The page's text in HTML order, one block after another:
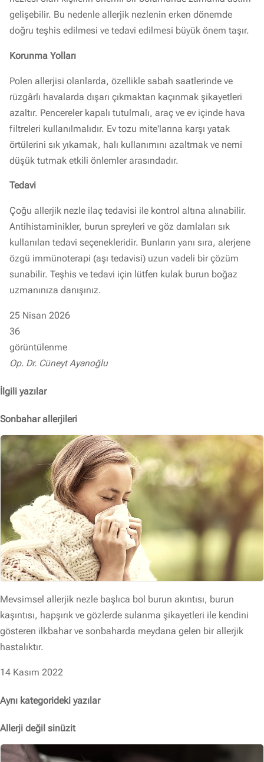
gelişebilir. Bu nedenle allerjik nezlenin erken dönemde
doğru teşhis edilmesi ve tedavi edilmesi büyük önem taşır.
Korunma Yolları
Polen allerjisi olanlarda, özellikle sabah saatlerinde ve
rüzgârlı havalarda dışarı çıkmaktan kaçınmak şikayetleri
azaltır. Pencereler kapalı tutulmalı, araç ve ev içinde hava
filtreleri kullanılmalıdır. Ev tozu mite'larına karşı yatak
örtülerini sık yıkamak, halı kullanımını azaltmak ve nemi
düşük tutmak etkili önlemler arasındadır.
Tedavi
Çoğu allerjik nezle ilaç tedavisi ile kontrol altına alınabilir.
Antihistaminikler, burun spreyleri ve göz damlaları sık
kullanılan tedavi seçenekleridir. Bunların yanı sıra, alerjene
özgü immünoterapi (aşı tedavisi) uzun vadeli bir çözüm
sunabilir. Teşhis ve tedavi için lütfen kulak burun boğaz
uzmanınıza danışınız.
25 Nisan 2026
36
görüntülenme
Op. Dr. Cüneyt Ayanoğlu
İlgili yazılar
Sonbahar allerjileri
Mevsimsel allerjik nezle başlıca bol burun akıntısı, burun
kaşıntısı, hapşırık ve gözlerde sulanma şikayetleri ile kendini
gösteren ilkbahar ve sonbaharda meydana gelen bir allerjik
hastalıktır.
14 Kasım 2022
Aynı kategorideki yazılar
Allerji değil sinüzit